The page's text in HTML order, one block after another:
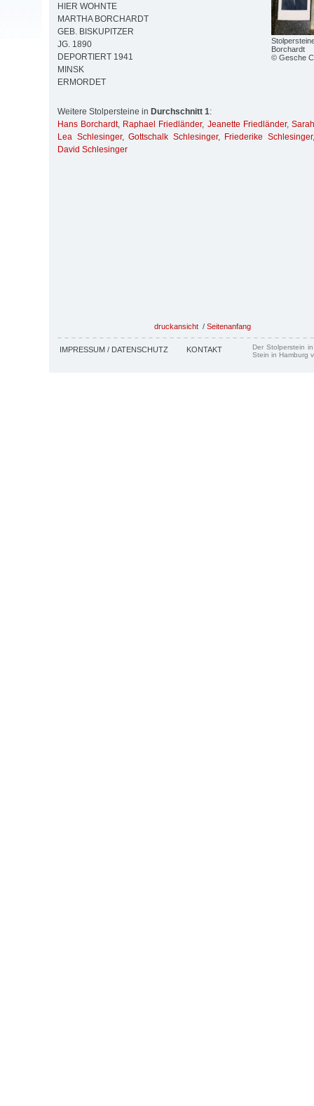
Borchardt
© Gesche
HIER WOHNTE
MARTHA BORCHARDT
GEB. BISKUPITZER
JG. 1890
DEPORTIERT 1941
MINSK
ERMORDET
Weitere Stolpersteine in Durchschnitt 1:
Hans Borchardt, Raphael Friedländer, Jeanette Friedländer,
Lea Schlesinger,Gottschalk Schlesinger, Friederike Schlesinger
David Schlesinger
druckansicht / Seitenanfang
IMPRESSUM / DATENSCHUTZ KONTAKT
Der Stolperstein
Stein in Hamburg